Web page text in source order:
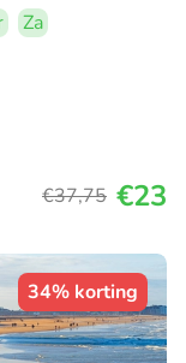
Za
€37,75 €23
34% korting